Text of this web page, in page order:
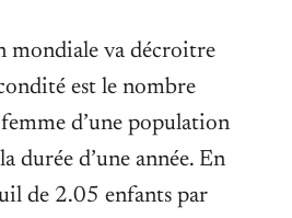
mondiale va décroitre
est le nombre
d’une population
durée d’une année. En
de 2.05 enfants par